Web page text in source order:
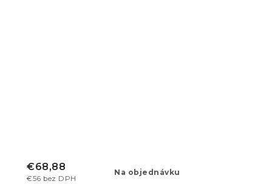
Na objednávku
€56 bez DPH
€68,88